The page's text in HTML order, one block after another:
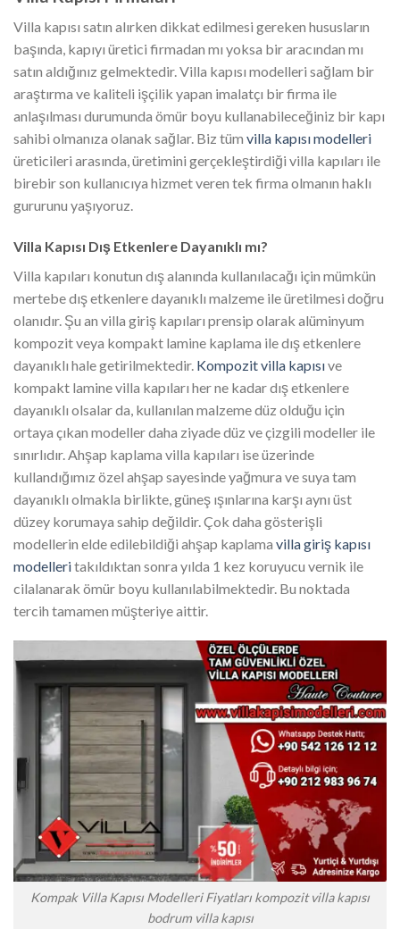
Villa kapısı satın alırken dikkat edilmesi gereken hususların
başında, kapıyı üretici firmadan mı yoksa bir aracından mı
satın aldığınız gelmektedir. Villa kapısı modelleri sağlam bir
araştırma ve kaliteli işçilik yapan imalatçı bir firma ile
anlaşılması durumunda ömür boyu kullanabileceğiniz bir kapı
sahibi olmanıza olanak sağlar. Biz tüm villa kapısı modelleri
üreticileri arasında, üretimini gerçekleştirdiği villa kapıları ile
birebir son kullanıcıya hizmet veren tek firma olmanın haklı
gururunu yaşıyoruz.
Villa Kapısı Dış Etkenlere Dayanıklı mı?
Villa kapıları konutun dış alanında kullanılacağı için mümkün
mertebe dış etkenlere dayanıklı malzeme ile üretilmesi doğru
olanıdır. Şu an villa giriş kapıları prensip olarak alüminyum
kompozit veya kompakt lamine kaplama ile dış etkenlere
dayanıklı hale getirilmektedir. Kompozit villa kapısıve
kompakt lamine villa kapıları her ne kadar dış etkenlere
dayanıklı olsalar da, kullanılan malzeme düz olduğu için
ortaya çıkan modeller daha ziyade düz ve çizgili modeller ile
sınırlıdır. Ahşap kaplama villa kapıları ise üzerinde
kullandığımız özel ahşap sayesinde yağmura ve suya tam
dayanıklı olmakla birlikte, güneş ışınlarına karşı aynı üst
düzey korumaya sahip değildir. Çok daha gösterişli
modellerin elde edilebildiği ahşap kaplama villa giriş kapısı
modelleritakıldıktan sonra yılda 1 kez koruyucu vernik ile
cilalanarak ömür boyu kullanılabilmektedir. Bu noktada
tercih tamamen müşteriye aittir.
Kompak Villa Kapısı Modelleri Fiyatları kompozit villa kapısı
bodrum villa kapısı